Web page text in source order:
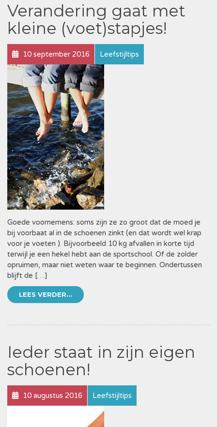
Verandering gaat met
kleine (voet)stapjes!
10 september 2016 Leefstijltips
Goede voornemens: soms zijn ze zo groot dat de moed je
bij voorbaat al in de schoenen zinkt (en dat wordt wel krap
voor je voeten ). Bijvoorbeeld 10 kg afvallen in korte tijd
terwijl je een hekel hebt aan de sportschool. Of de zolder
opruimen, maar niet weten waar te beginnen. Ondertussen
blijft de […]
LEES VERDER...
Ieder staat in zijn eigen
schoenen!
10 augustus 2016 Leefstijltips